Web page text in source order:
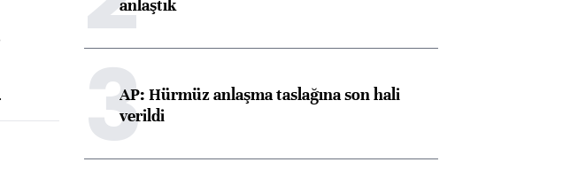
anlaştık
3AP: Hürmüz anlaşma taslağına son hali
verildi